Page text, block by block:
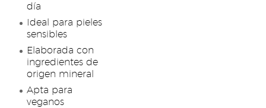
día
Ideal para pieles
sensibles
Elaborada con
ingredientes de
origen mineral
Apta para
veganos